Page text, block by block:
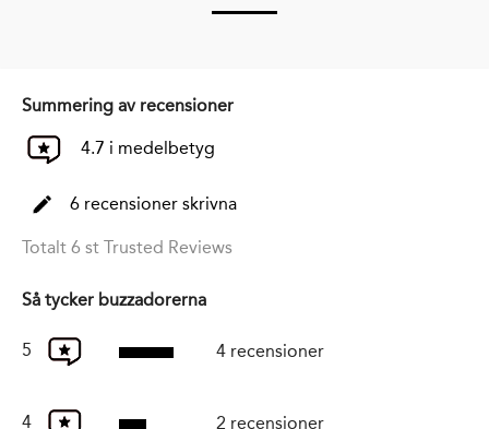
Summering av recensioner
4.7 i medelbetyg
6 recensioner skrivna
Totalt 6 st Trusted Reviews
Så tycker buzzadorerna
5 4 recensioner
4 2 recensioner